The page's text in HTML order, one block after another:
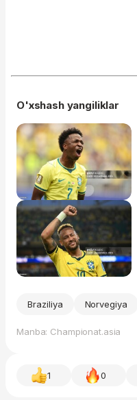
O'xshash yangiliklar
Braziliya Norvegiya
Manba: Championat.asia
1 0